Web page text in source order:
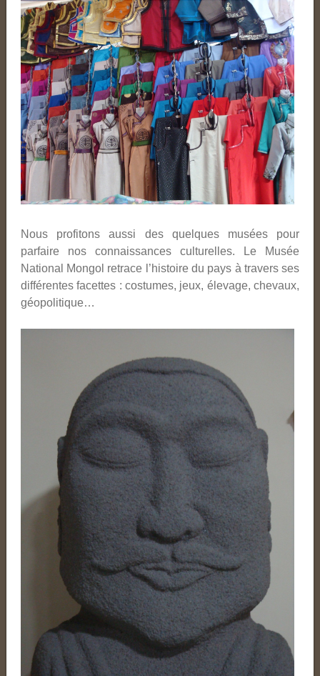
Nous profitons aussi des quelques musées pour
parfaire nos connaissances culturelles. Le Musée
National Mongol retrace l’histoire du pays à travers ses
différentes facettes : costumes, jeux, élevage, chevaux,
géopolitique…